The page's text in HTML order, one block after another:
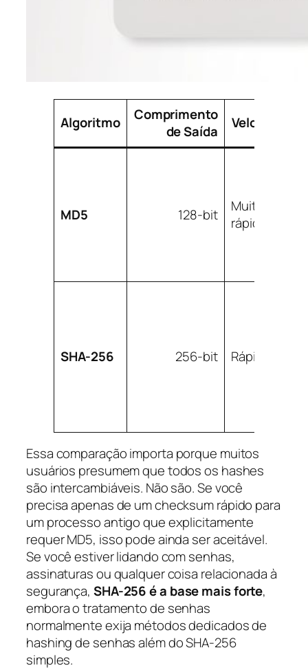
Algoritmo
Comprimento
de Saída
Velocidade
MD5 128-bit
Muito
rápido
SHA-256 256-bit Rápido
Essa comparação importa porque muitos
usuários presumem que todos os hashes
são intercambiáveis. Não são. Se você
precisa apenas de um checksum rápido para
um processo antigo que explicitamente
requer MD5, isso pode ainda ser aceitável.
Se você estiver lidando com senhas,
assinaturas ou qualquer coisa relacionada à
segurança, SHA-256 é a base mais forte,
embora o tratamento de senhas
normalmente exija métodos dedicados de
hashing de senhas além do SHA-256
simples.